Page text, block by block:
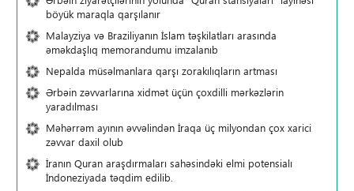
böyük maraqla qarşılanır
Malayziya və Braziliyanın İslam təşkilatları arasında
əməkdaşlıq memorandumu imzalanıb
Nepalda müsəlmanlara qarşı zorakılıqların artması
Ərbəin zəvvarlarına xidmət üçün çoxdilli mərkəzlərin
yaradılması
Məhərrəm ayının əvvəlindən İraqa üç milyondan çox xarici
zəvvar daxil olub
İranın Quran araşdırmaları sahəsindəki elmi potensialı
İndoneziyada təqdim edilib.